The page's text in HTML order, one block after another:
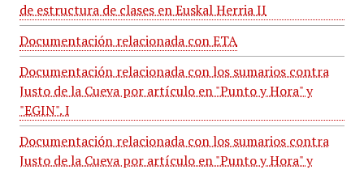
de estructura de clases en Euskal Herria II
Documentación relacionada con ETA
Documentación relacionada con los sumarios contra
Justo de la Cueva por artículo en "Punto y Hora" y
"EGIN". I
Documentación relacionada con los sumarios contra
Justo de la Cueva por artículo en "Punto y Hora" y